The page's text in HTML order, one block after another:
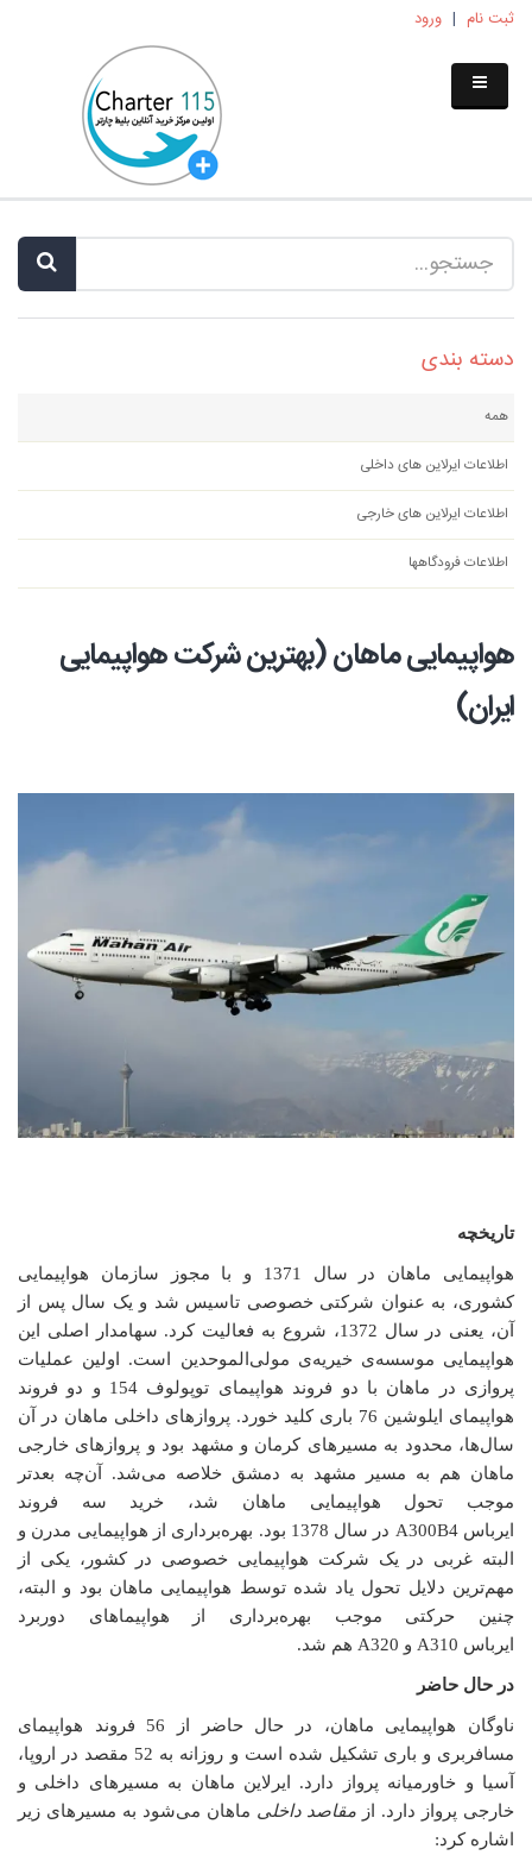
ثبت نام | ورود
دسته بندی
همه
اطلاعات ایرلاین های داخلی
اطلاعات ایرلاین های خارجی
اطلاعات فرودگاهها
هواپیمایی ماهان (بهترین شرکت هواپیمایی
ایران)
تاریخچه
هواپیمایی ماهان در سال 1371 و با مجوز سازمان هواپیمایی
کشوری، به عنوان شرکتی خصوصی تاسیس شد و یک سال پس از
آن، یعنی در سال 1372، شروع به فعالیت کرد. سهامدار اصلی این
هواپیمایی موسسه‌ی خیریه‌ی مولی‌الموحدین است. اولین عملیات
پروازی در ماهان با دو فروند هواپیمای توپولوف 154 و دو فروند
هواپیمای ایلوشین 76 باری کلید خورد. پروازهای داخلی ماهان در آن
سال‌ها، محدود به مسیرهای کرمان و مشهد بود و پروازهای خارجی
ماهان هم به مسیر مشهد به دمشق خلاصه می‌شد. آن‌چه بعدتر
موجب تحول هواپیمایی ماهان شد، خرید سه فروند
ایرباسA300B4
در سال 1378 بود. بهره‌برداری از هواپیمایی مدرن و
البته غربی در یک شرکت هواپیمایی خصوصی در کشور، یکی از
مهم‌ترین دلایل تحول یاد شده توسط هواپیمایی ماهان بود و البته،
چنین حرکتی موجب بهره‌برداری از هواپیماهای دوربرد
ایرباس A310 و A320 هم شد.
در حال حاضر
ناوگان هواپیمایی ماهان، در حال حاضر از 56 فروند هواپیمای
مسافربری و باری تشکیل شده است و روزانه به 52 مقصد در اروپا،
آسیا و خاورمیانه پرواز دارد. ایرلاین ماهان به مسیرهای داخلی و
خارجی پرواز دارد. از مقاصد داخلی ماهان می‌شود به مسیرهای زیر
اشاره کرد: